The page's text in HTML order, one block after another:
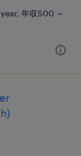
年収500 ～